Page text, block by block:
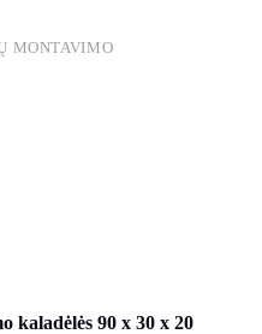
MONTAVIMO
kaladėlės 90 x 30 x 20